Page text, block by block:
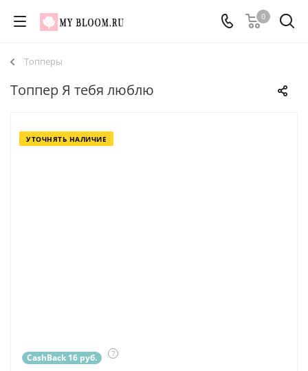
0
Топперы
Топпер Я тебя люблю
УТОЧНЯТЬ НАЛИЧИЕ
CashBack 16 руб. ?